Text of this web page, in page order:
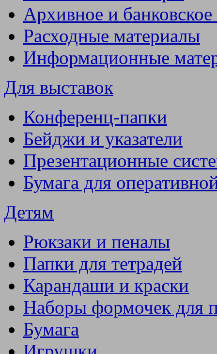
Архивное и
Расходные материалы
Информационные
Для выставок
Конференц-папки
Бейджи и указатели
Презентационные
Бумага для
Детям
Рюкзаки и пеналы
Папки для тетрадей
Карандаши и краски
Наборы формочек для
Бумага